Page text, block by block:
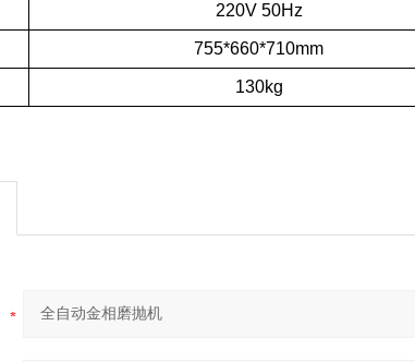
220V 50Hz
755*660*710mm
130kg